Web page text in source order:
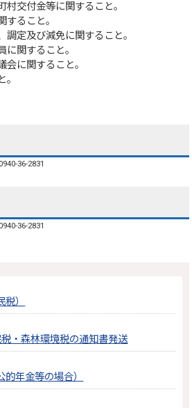
村交付金等に関すること。
すること。
調定及び減免に関すること。
に関すること。
会に関すること。
。
36-2831
36-2831
）
・森林環境税の通知書発送
年金等の場合）